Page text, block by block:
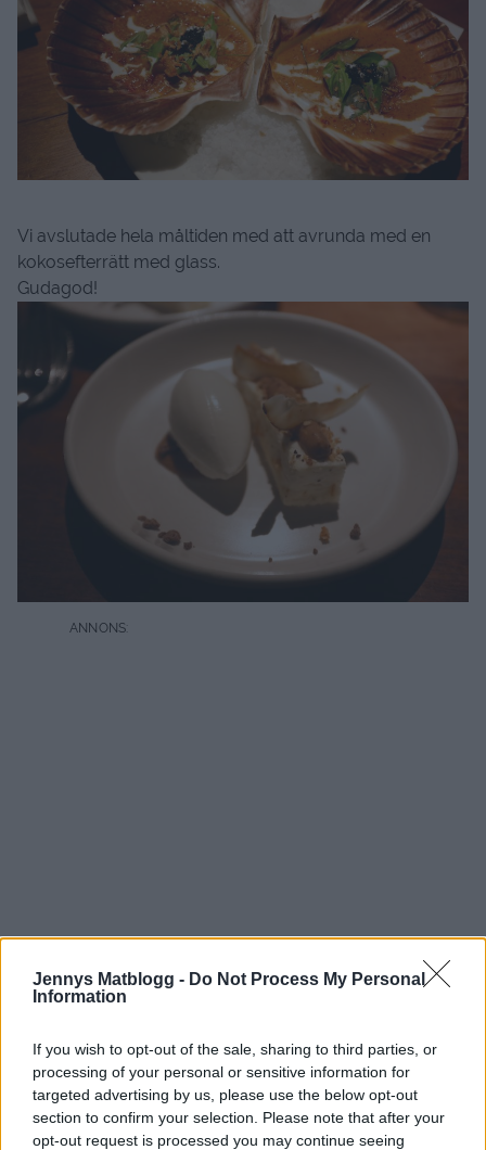
Jennys Matblogg - Do Not Process My Personal
Information
If you wish to opt-out of the sale, sharing to third parties, or
processing of your personal or sensitive information for
targeted advertising by us, please use the below opt-out
section to confirm your selection. Please note that after your
opt-out request is processed you may continue seeing
Vi avslutade hela måltiden med att avrunda med en
kokosefterrätt med glass.
Gudagod!
Och nu då? Jo, nu ska jag rusa iväg till Bonnier-huset
där jag har möte idag.
Det handlar om ett nytt ( eller faktiskt flera nya ) projekt
som vi jobbar med.